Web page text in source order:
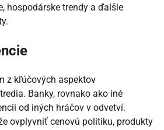
hospodárske trendy a ďalšie
z kľúčových aspektov
Banky, rovnako ako iné
od iných hráčov v odvetví.
ovplyvniť cenovú politiku, produkty